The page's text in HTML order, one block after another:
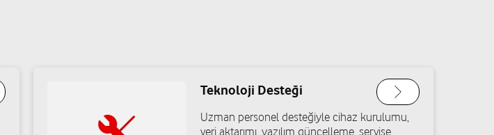
Teknoloji Desteği
Uzman personel desteğiyle cihaz kurulumu,
veri aktarımı, yazılım güncelleme, servise